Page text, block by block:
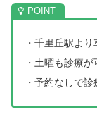
・千里丘駅よ
・土曜も診療が
・予約なしで